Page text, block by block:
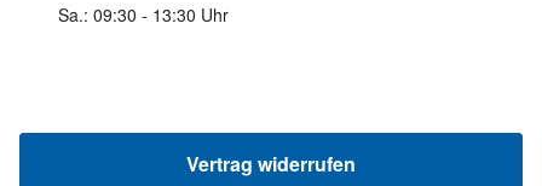
Sa.: 09:30 - 13:30 Uhr
Vertrag widerrufen